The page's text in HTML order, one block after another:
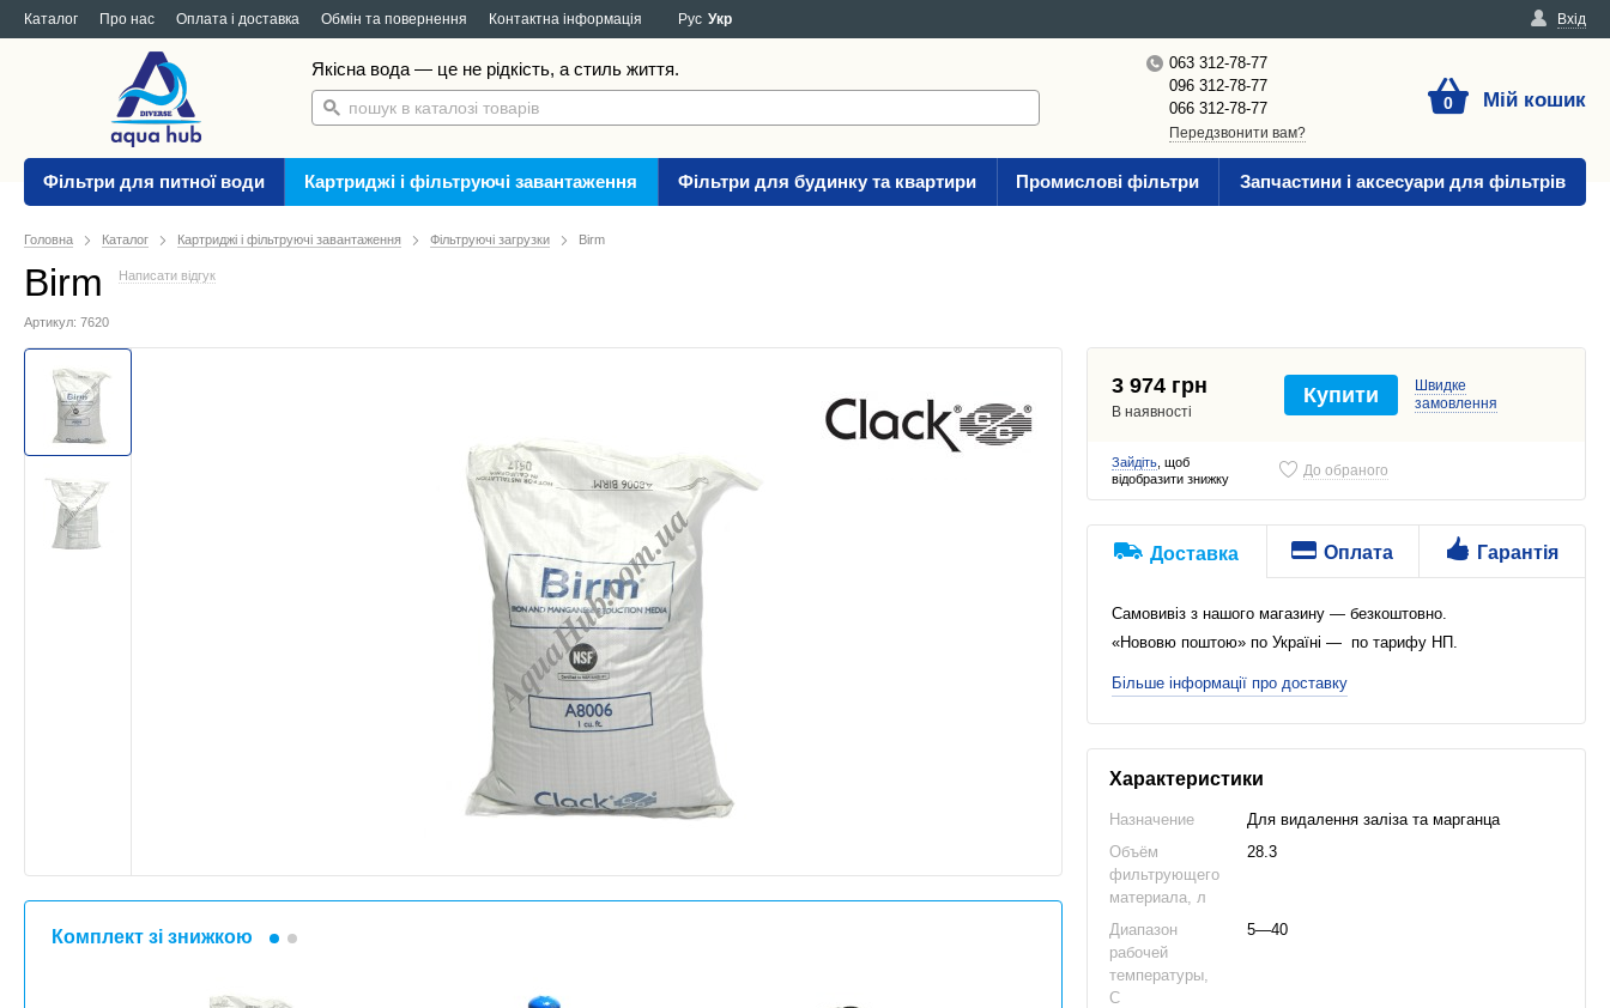
Каталог Про нас Оплата і доставка Обмін та повернення Контактна інформація Вхід
Рус Укр
Якісна вода — це не рідкість, а стиль життя.
063 312-78-77
096 312-78-77
066 312-78-77
Передзвонити вам?
0 Мій кошик
Фільтри для питної води Картриджі і фільтруючі завантаження Фільтри для будинку та квартири Промислові фільтри Запчастини і аксесуари для фільтрів
Головна Каталог Картриджі і фільтруючі завантаження Фільтруючі загрузки Birm
Birm Написати відгук
Артикул: 7620
Комплект зі знижкою
3 974 грн
В наявності
Купити
Швидке
замовлення
Зайдіть, щоб
відобразити знижку
До обраного
Доставка Оплата Гарантія
Самовивіз з нашого магазину — безкоштовно.
«Нововю поштою» по Україні — по тарифу НП.
Більше інформації про доставку
Характеристики
Назначение
Для видалення заліза та марганца
Объём
фильтрующего
материала, л
28.3
Диапазон
рабочей
температуры,
C
5—40